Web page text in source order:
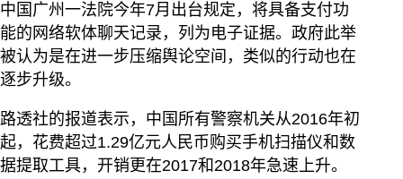
中国广州一法院今年7月出台规定，将具备支付功
能的网络软体聊天记录，列为电子证据。政府此举
被认为是在进一步压缩舆论空间，类似的行动也在
逐步升级。
路透社的报道表示，中国所有警察机关从2016年初
起，花费超过1.29亿元人民币购买手机扫描仪和数
据提取工具，开销更在2017和2018年急速上升。